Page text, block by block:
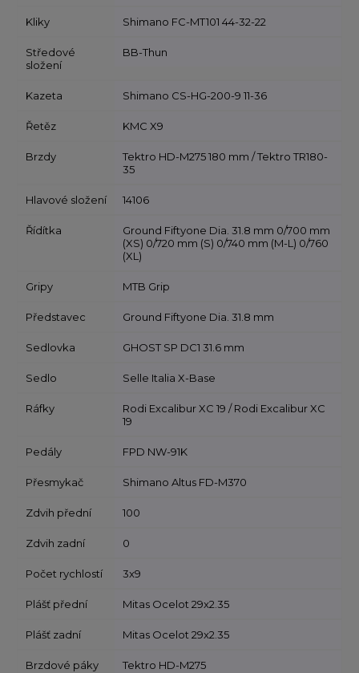
Kliky Shimano FC-MT101 44-32-22
Středové
složení
BB-Thun
Kazeta Shimano CS-HG-200-9 11-36
Řetěz KMC X9
Brzdy
Tektro HD-M275 180 mm / Tektro TR180-
35
Hlavové složení 14106
Řídítka
Ground Fiftyone Dia. 31.8 mm 0/700 mm
(XS) 0/720 mm (S) 0/740 mm (M-L) 0/760
(XL)
Gripy MTB Grip
Představec Ground Fiftyone Dia. 31.8 mm
Sedlovka GHOST SP DC1 31.6 mm
Sedlo Selle Italia X-Base
Ráfky
Rodi Excalibur XC 19 / Rodi Excalibur XC
19
Pedály FPD NW-91K
Přesmykač Shimano Altus FD-M370
Zdvih přední 100
Zdvih zadní 0
Počet rychlostí 3x9
Plášť přední Mitas Ocelot 29x2.35
Plášť zadní Mitas Ocelot 29x2.35
Brzdové páky Tektro HD-M275